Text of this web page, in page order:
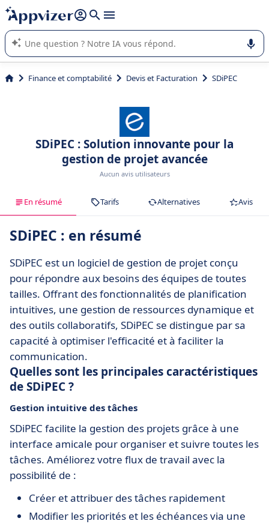
répondre (plusieurs lignes avec
L'IA de Appvizer vous guide dans l'utilisation ou la sélection de
logiciel SaaS en entreprise.
Finance et comptabilité Devis et Facturation SDiPEC
SDiPEC : Solution innovante pour la
gestion de projet avancée
Aucun avis utilisateurs
En résumé Tarifs Alternatives Avis
SDiPEC : en résumé
SDiPEC est un logiciel de gestion de projet conçu
pour répondre aux besoins des équipes de toutes
tailles. Offrant des fonctionnalités de planification
intuitives, une gestion de ressources dynamique et
des outils collaboratifs, SDiPEC se distingue par sa
capacité à optimiser l'efficacité et à faciliter la
communication.
Quelles sont les principales caractéristiques
de SDiPEC ?
Gestion intuitive des tâches
SDiPEC facilite la gestion des projets grâce à une
interface amicale pour organiser et suivre toutes les
tâches. Améliorez votre flux de travail avec la
possibilité de :
Créer et attribuer des tâches rapidement
Modifier les priorités et les échéances via une